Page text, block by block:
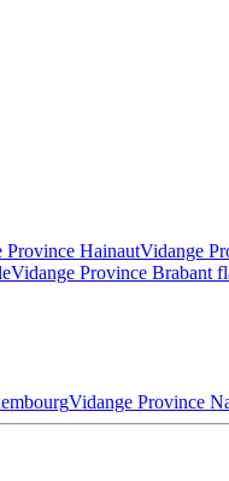
Province HainautVidange
Vidange Province Brabant
Vidange Province